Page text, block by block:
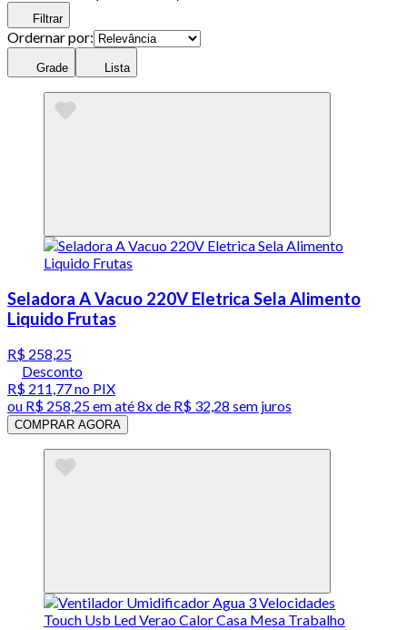
Filtrar
Ordernar por:
Grade Lista
Seladora A Vacuo 220V Eletrica Sela Alimento
Liquido Frutas
R$ 258,25
Desconto
R$ 211,77no PIX
ou R$ 258,25em até8x de R$ 32,28 sem juros
COMPRAR AGORA